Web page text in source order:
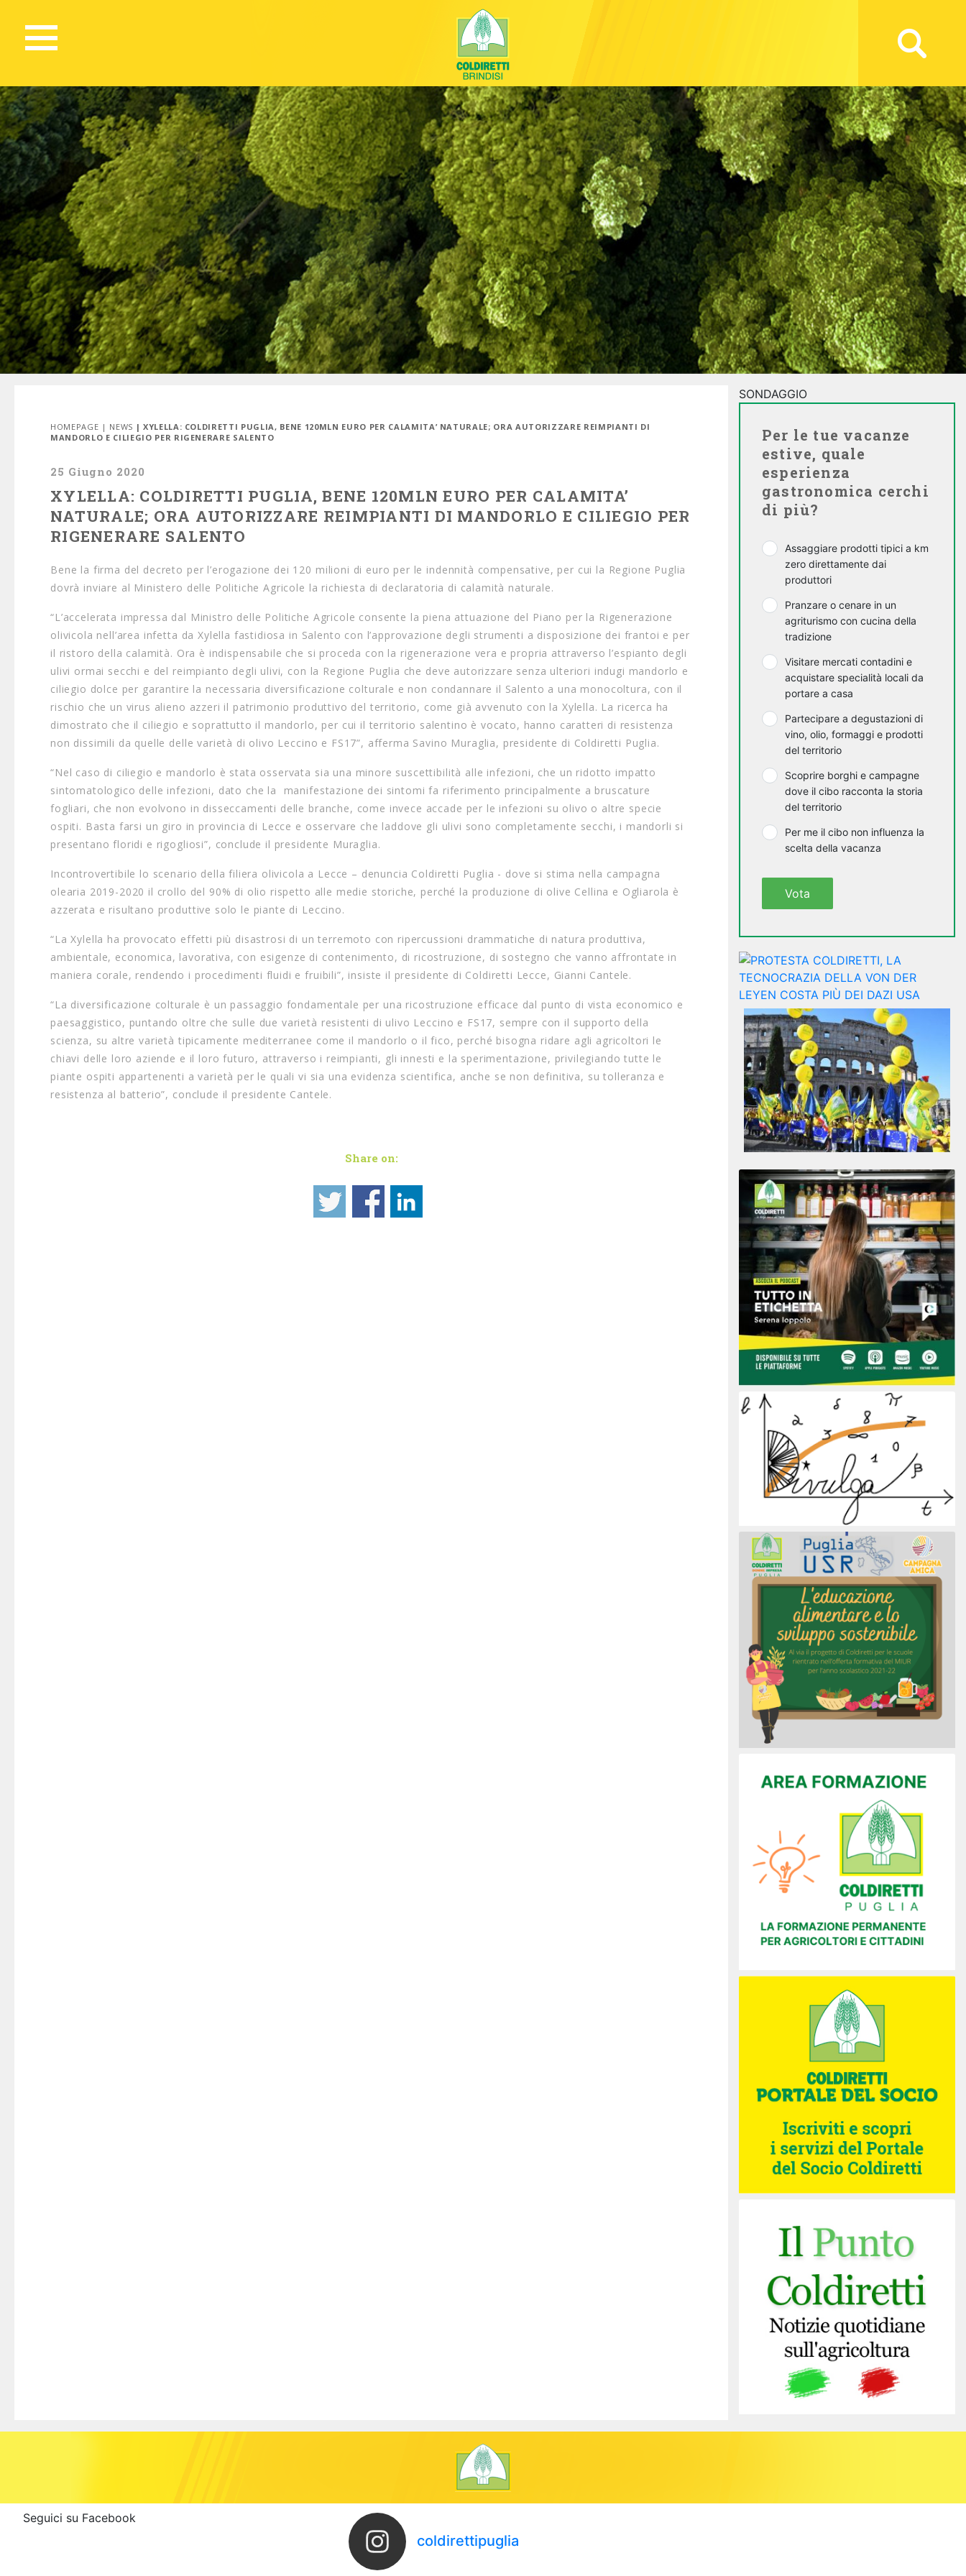
HOMEPAGE | NEWS | XYLELLA: COLDIRETTI PUGLIA, BENE 120MLN EURO PER CALAMITA’ NATURALE; ORA AUTORIZZARE REIMPIANTI DI
MANDORLO E CILIEGIO PER RIGENERARE SALENTO
25 Giugno 2020
XYLELLA: COLDIRETTI PUGLIA, BENE 120MLN EURO PER CALAMITA’
NATURALE; ORA AUTORIZZARE REIMPIANTI DI MANDORLO E CILIEGIO PER
RIGENERARE SALENTO
Bene la firma del decreto per l’erogazione dei 120 milioni di euro per le indennità compensative, per cui la Regione Puglia
dovrà inviare al Ministero delle Politiche Agricole la richiesta di declaratoria di calamità naturale.
“L’accelerata impressa dal Ministro delle Politiche Agricole consente la piena attuazione del Piano per la Rigenerazione
olivicola nell’area infetta da Xylella fastidiosa in Salento con l’approvazione degli strumenti a disposizione dei frantoi e per
il ristoro della calamità. Ora è indispensabile che si proceda con la rigenerazione vera e propria attraverso l’espianto degli
ulivi ormai secchi e del reimpianto degli ulivi, con la Regione Puglia che deve autorizzare senza ulteriori indugi mandorlo e
ciliegio dolce per garantire la necessaria diversificazione colturale e non condannare il Salento a una monocoltura, con il
rischio che un virus alieno azzeri il patrimonio produttivo del territorio, come già avvenuto con la Xylella. La ricerca ha
dimostrato che il ciliegio e soprattutto il mandorlo, per cui il territorio salentino è vocato, hanno caratteri di resistenza
non dissimili da quelle delle varietà di olivo Leccino e FS17”, afferma Savino Muraglia, presidente di Coldiretti Puglia.
“Nel caso di ciliegio e mandorlo è stata osservata sia una minore suscettibilità alle infezioni, che un ridotto impatto
sintomatologico delle infezioni, dato che la manifestazione dei sintomi fa riferimento principalmente a bruscature
fogliari, che non evolvono in disseccamenti delle branche, come invece accade per le infezioni su olivo o altre specie
ospiti. Basta farsi un giro in provincia di Lecce e osservare che laddove gli ulivi sono completamente secchi, i mandorli si
presentano floridi e rigogliosi”, conclude il presidente Muraglia.
Incontrovertibile lo scenario della filiera olivicola a Lecce – denuncia Coldiretti Puglia - dove si stima nella campagna
olearia 2019-2020 il crollo del 90% di olio rispetto alle medie storiche, perché la produzione di olive Cellina e Ogliarola è
azzerata e risultano produttive solo le piante di Leccino.
“La Xylella ha provocato effetti più disastrosi di un terremoto con ripercussioni drammatiche di natura produttiva,
ambientale, economica, lavorativa, con esigenze di contenimento, di ricostruzione, di sostegno che vanno affrontate in
maniera corale, rendendo i procedimenti fluidi e fruibili”, insiste il presidente di Coldiretti Lecce, Gianni Cantele.
“La diversificazione colturale è un passaggio fondamentale per una ricostruzione efficace dal punto di vista economico e
paesaggistico, puntando oltre che sulle due varietà resistenti di ulivo Leccino e FS17, sempre con il supporto della
scienza, su altre varietà tipicamente mediterranee come il mandorlo o il fico, perché bisogna ridare agli agricoltori le
chiavi delle loro aziende e il loro futuro, attraverso i reimpianti, gli innesti e la sperimentazione, privilegiando tutte le
piante ospiti appartenenti a varietà per le quali vi sia una evidenza scientifica, anche se non definitiva, su tolleranza e
resistenza al batterio”, conclude il presidente Cantele.
Share on:
SONDAGGIO
Per le tue vacanze
estive, quale
esperienza
gastronomica cerchi
di più?
Assaggiare prodotti tipici a km
zero direttamente dai
produttori
Pranzare o cenare in un
agriturismo con cucina della
tradizione
Visitare mercati contadini e
acquistare specialità locali da
portare a casa
Partecipare a degustazioni di
vino, olio, formaggi e prodotti
del territorio
Scoprire borghi e campagne
dove il cibo racconta la storia
del territorio
Per me il cibo non influenza la
scelta della vacanza
Vota
Seguici su Facebook
coldirettipuglia